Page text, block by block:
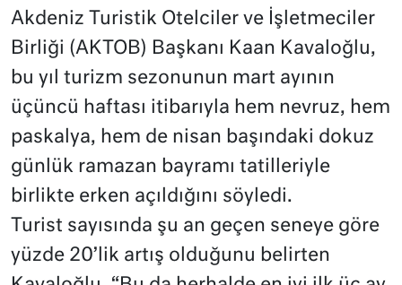
Akdeniz Turistik Otelciler ve İşletmeciler
Birliği (AKTOB) Başkanı Kaan Kavaloğlu,
bu yıl turizm sezonunun mart ayının
üçüncü haftası itibarıyla hem nevruz, hem
paskalya, hem de nisan başındaki dokuz
günlük ramazan bayramı tatilleriyle
birlikte erken açıldığını söyledi.
Turist sayısında şu an geçen seneye göre
yüzde 20’lik artış olduğunu belirten